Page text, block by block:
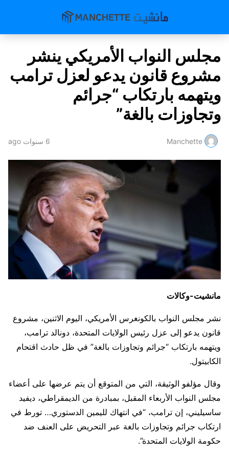
مجلس النواب الأمريكي ينشر
مشروع قانون يدعو لعزل ترامب
ويتهمه بارتكاب “جرائم
وتجاوزات بالغة”
Manchette 6 سنوات ago
مانشيت-وكالات
نشر مجلس النواب بالكونغرس الأمريكي، اليوم الاثنين، مشروع
قانون يدعو إلى عزل رئيس الولايات المتحدة، دونالد ترامب،
ويتهمه بارتكاب “جرائم وتجاوزات بالغة” في ظل حادث اقتحام
الكابيتول.
وقال مؤلفو الوثيقة، التي من المتوقع أن يتم عرضها على أعضاء
مجلس النواب الأربعاء المقبل، بمبادرة من الديمقراطي، ديفيد
ساسيليني، إن ترامب، “في انتهاك لليمين الدستوري… تورط في
ارتكاب جرائم وتجاوزات بالغة عبر التحريض على العنف ضد
حكومة الولايات المتحدة”.